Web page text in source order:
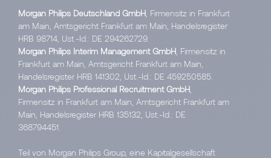
Morgan Philips Deutschland GmbH , Firmensitz in Frankfurt
am Main, Amtsgericht Frankfurt am Main, Handelsregister
HRB 98714, Ust.-Id.: DE 294262729.
Morgan Philips Interim Management GmbH , Firmensitz in
Frankfurt am Main, Amtsgericht Frankfurt am Main,
Handelsregister HRB 141302, Ust.-Id.: DE 459250585.
Morgan Philips Professional Recruitment GmbH
Firmensitz in Frankfurt am Main, Amtsgericht Frankfurt am
Main, Handelsregister HRB 135132, Ust.-Id.: DE
368794451.
Teil von Morgan Philips Group, eine Kapitalgesellschaft